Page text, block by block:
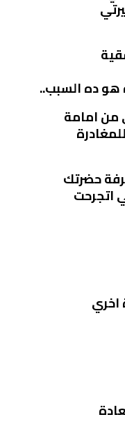
هو ده السبب..
من امامة
حضرتك
اتجرحت
اخري